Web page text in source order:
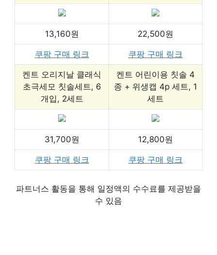
13,160원 22,500원
쿠팡 구매 링크 쿠팡 구매 링크
켄트 오리지날 클래식
초극세모 칫솔세트, 6
개입, 2세트
켄트 어린이용 칫솔 4
종 + 위생캡 4p 세트, 1
세트
31,700원 12,800원
쿠팡 구매 링크 쿠팡 구매 링크
파트너스 활동을 통해 일정액의 수수료를 제공받을
수 있음